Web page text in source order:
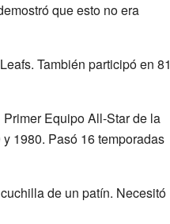
que esto no era
También participó en 81
Equipo All-Star de la
1980. Pasó 16 temporadas
de un patín. Necesitó